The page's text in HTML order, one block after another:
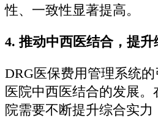
性、一致性显著提高。
4. 推动中西医结合，提升
DRG医保费用管理系统
医院中西医结合的发展
院需要不断提升综合实力